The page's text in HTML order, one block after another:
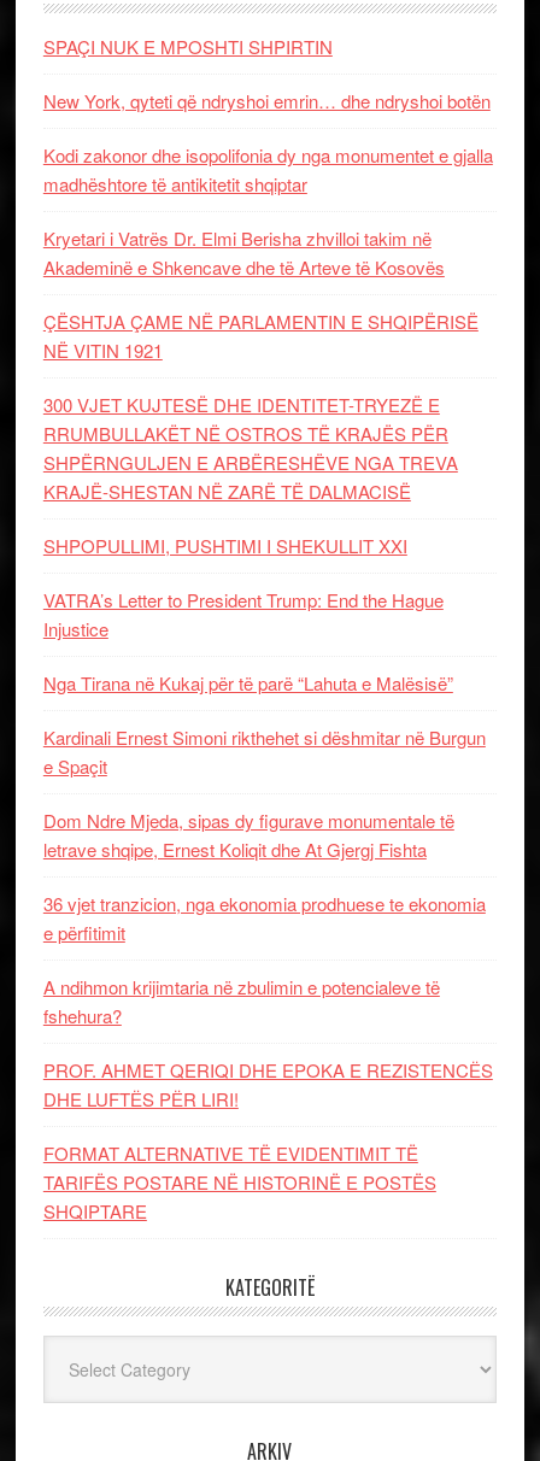
SPAÇI NUK E MPOSHTI SHPIRTIN
New York, qyteti që ndryshoi emrin… dhe ndryshoi botën
Kodi zakonor dhe isopolifonia dy nga monumentet e gjalla
madhështore të antikitetit shqiptar
Kryetari i Vatrës Dr. Elmi Berisha zhvilloi takim në
Akademinë e Shkencave dhe të Arteve të Kosovës
ÇËSHTJA ÇAME NË PARLAMENTIN E SHQIPËRISË
NË VITIN 1921
300 VJET KUJTESË DHE IDENTITET-TRYEZË E
RRUMBULLAKËT NË OSTROS TË KRAJËS PËR
SHPËRNGULJEN E ARBËRESHËVE NGA TREVA
KRAJË-SHESTAN NË ZARË TË DALMACISË
SHPOPULLIMI, PUSHTIMI I SHEKULLIT XXI
VATRA’s Letter to President Trump: End the Hague
Injustice
Nga Tirana në Kukaj për të parë “Lahuta e Malësisë”
Kardinali Ernest Simoni rikthehet si dëshmitar në Burgun
e Spaçit
Dom Ndre Mjeda, sipas dy figurave monumentale të
letrave shqipe, Ernest Koliqit dhe At Gjergj Fishta
36 vjet tranzicion, nga ekonomia prodhuese te ekonomia
e përfitimit
A ndihmon krijimtaria në zbulimin e potencialeve të
fshehura?
PROF. AHMET QERIQI DHE EPOKA E REZISTENCЁS
DHE LUFTЁS PЁR LIRI!
FORMAT ALTERNATIVE TË EVIDENTIMIT TË
TARIFËS POSTARE NË HISTORINË E POSTËS
SHQIPTARE
KATEGORITË
ARKIV